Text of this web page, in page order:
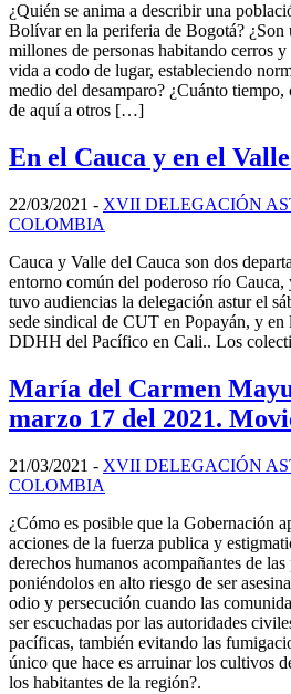
¿Quién se anima a describir una
Bolívar en la periferia de Bogotá?
millones de personas habitando cerros
vida a codo de lugar, estableciendo
medio del desamparo? ¿Cuánto tiempo,
de aquí a otros […]
En el Cauca y en el
22/03/2021 - XVII DELEGACIÓN
COLOMBIA
Cauca y Valle del Cauca son dos
entorno común del poderoso río Cauca,
tuvo audiencias la delegación astur el
sede sindical de CUT en Popayán, y en
DDHH del Pacífico en Cali.. Los
María del Carmen
marzo 17 del 2021.
21/03/2021 - XVII DELEGACIÓN
COLOMBIA
¿Cómo es posible que la Gobernación
acciones de la fuerza publica y
derechos humanos acompañantes de las
poniéndolos en alto riesgo de ser
odio y persecución cuando las
ser escuchadas por las autoridades
pacíficas, también evitando las
único que hace es arruinar los cultivos
los habitantes de la región?.